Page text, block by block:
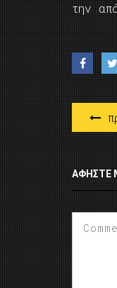
την
ΑΦΉΣΤΕ